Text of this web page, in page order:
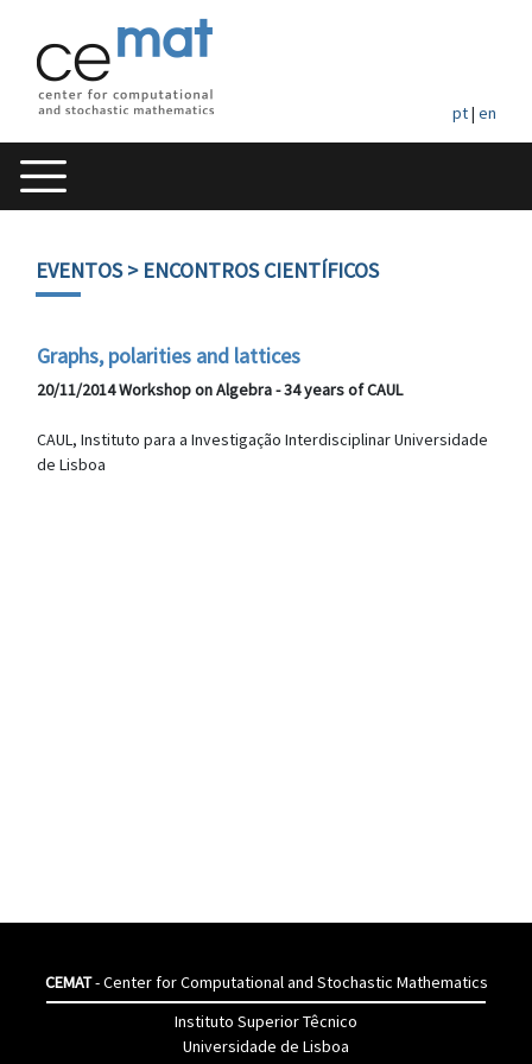
pt| en
EVENTOS> ENCONTROS CIENTÍFICOS
Graphs, polarities and lattices
20/11/2014 Workshop on Algebra - 34 years of CAUL
CAUL, Instituto para a Investigação Interdisciplinar Universidade
de Lisboa
CEMAT- Center for Computational and Stochastic Mathematics
Instituto Superior Têcnico
Universidade de Lisboa